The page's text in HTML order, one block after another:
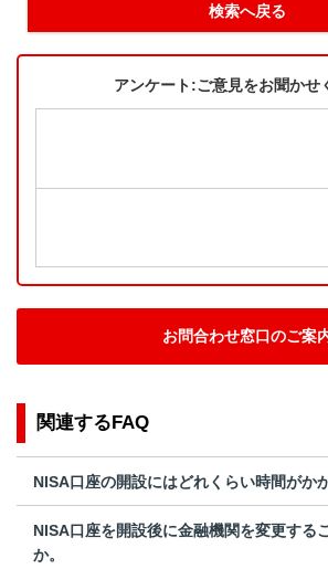
検索へ戻る
アンケート:ご意見をお聞かせ
お問合わせ窓口のご案
関連するFAQ
NISA口座の開設にはどれくらい時間がか
NISA口座を開設後に金融機関を変更する
か。